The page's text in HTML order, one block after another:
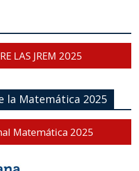
LAS JREM 2025
la Matemática 2025
Matemática 2025